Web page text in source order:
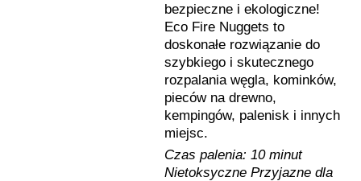
bezpieczne i ekologiczne!
Eco Fire Nuggets to
doskonałe rozwiązanie do
szybkiego i skutecznego
rozpalania węgla, kominków,
pieców na drewno,
kempingów, palenisk i innych
miejsc.
Czas palenia: 10 minut
Nietoksyczne Przyjazne dla